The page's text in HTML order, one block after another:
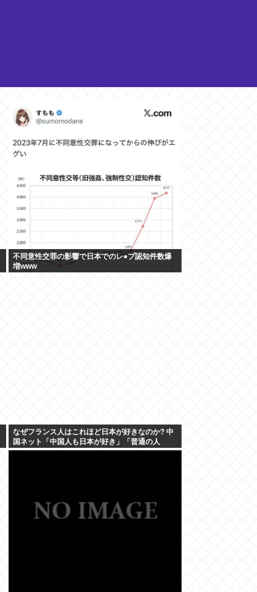
不同意性交罪の影響で日本でのレ●プ認知件数爆
増www
なぜフランス人はこれほど日本が好きなのか? 中
国ネット「中国人も日本が好き」「普通の人
は…」